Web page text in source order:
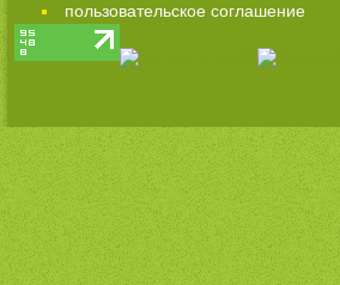
пользовательское соглашение